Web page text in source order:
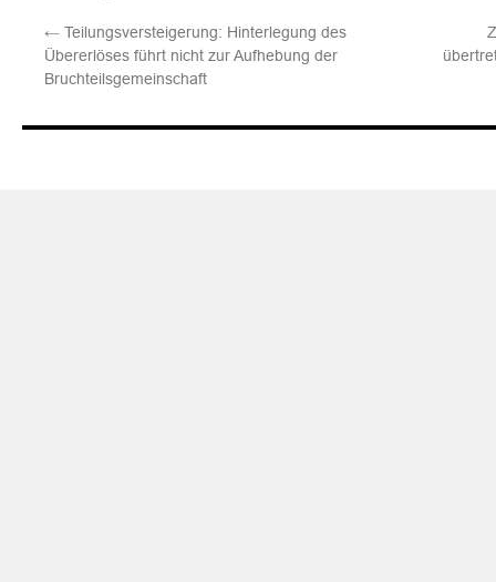
← Teilungsversteigerung: Hinterlegung des
Übererlöses führt nicht zur Aufhebung der
Bruchteilsgemeinschaft